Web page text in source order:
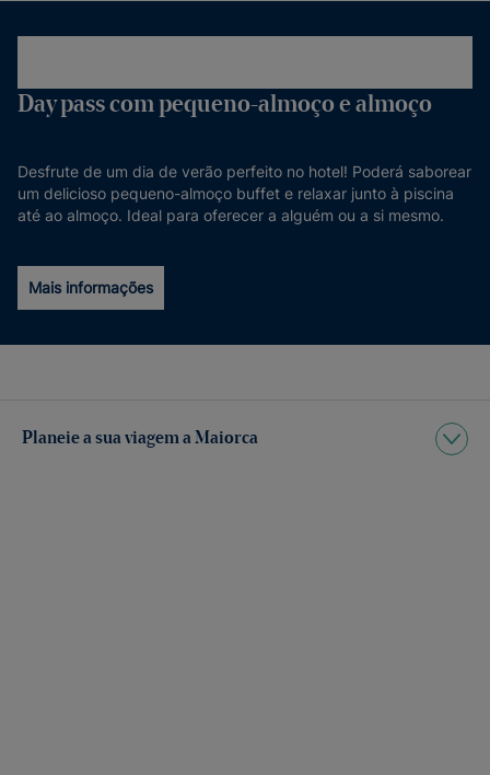
Day pass com pequeno-almoço e almoço
Desfrute de um dia de verão perfeito no hotel! Poderá saborear
um delicioso pequeno-almoço buffet e relaxar junto à piscina
até ao almoço. Ideal para oferecer a alguém ou a si mesmo.
Mais informações
Planeie a sua viagem a Maiorca